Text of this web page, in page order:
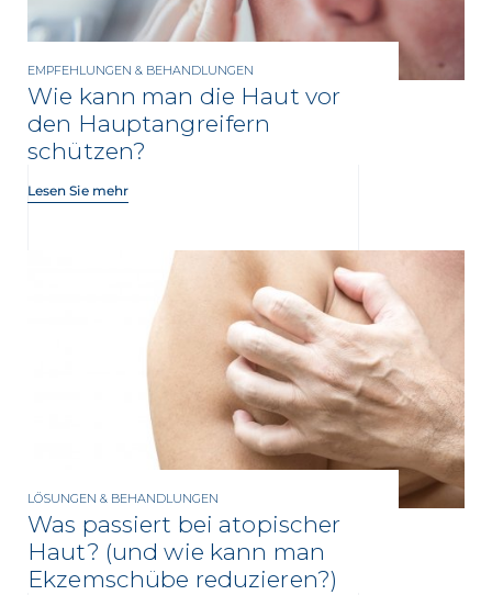
EMPFEHLUNGEN & BEHANDLUNGEN
Wie kann man die Haut vor
den Hauptangreifern
schützen?
Lesen Sie mehr
LÖSUNGEN & BEHANDLUNGEN
Was passiert bei atopischer
Haut? (und wie kann man
Ekzemschübe reduzieren?)